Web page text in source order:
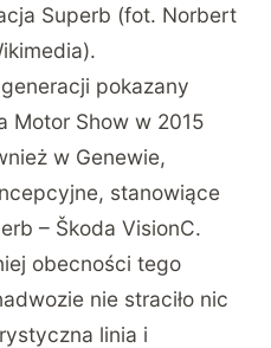
Superb (fot. Norbert
pokazany
Motor Show w 2015
w Genewie,
stanowiące
– Škoda VisionC.
obecności tego
nie straciło nic
linia i